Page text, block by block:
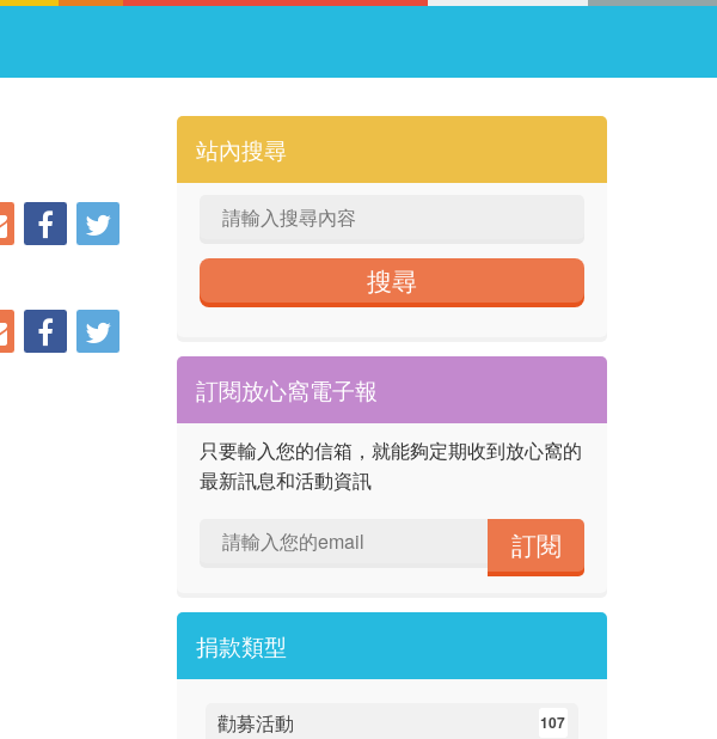
站內搜尋
訂閱放心窩電子報
只要輸入您的信箱，就能夠定期收到放心窩的
最新訊息和活動資訊
捐款類型
勸募活動 107